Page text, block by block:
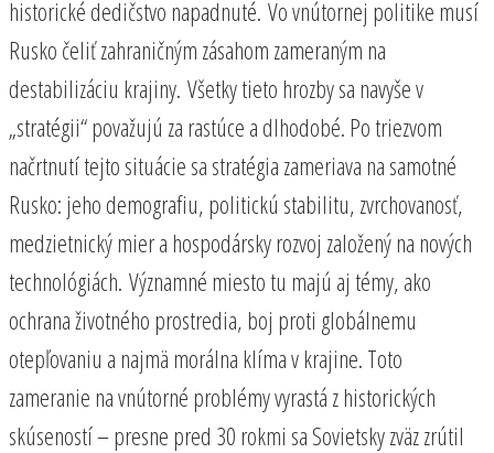
historické dedičstvo napadnuté. Vo vnútornej politike musí
Rusko čeliť zahraničným zásahom zameraným na
destabilizáciu krajiny. Všetky tieto hrozby sa navyše v
„stratégii“ považujú za rastúce a dlhodobé. Po triezvom
načrtnutí tejto situácie sa stratégia zameriava na samotné
Rusko: jeho demografiu, politickú stabilitu, zvrchovanosť,
medzietnický mier a hospodársky rozvoj založený na nových
technológiách. Významné miesto tu majú aj témy, ako
ochrana životného prostredia, boj proti globálnemu
otepľovaniu a najmä morálna klíma v krajine. Toto
zameranie na vnútorné problémy vyrastá z historických
skúseností – presne pred 30 rokmi sa Sovietsky zväz zrútil